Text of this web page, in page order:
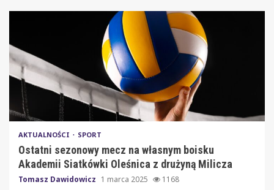
AKTUALNOŚCI SPORT
Ostatni sezonowy mecz na własnym boisku
Akademii Siatkówki Oleśnica z drużyną Milicza
Tomasz Dawidowicz 1 marca 2025 1168